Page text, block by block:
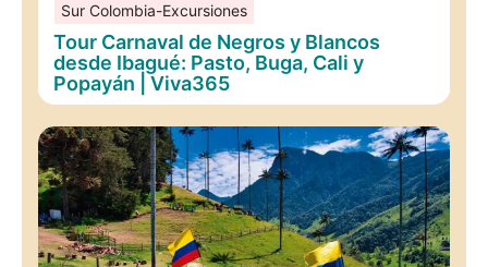
Sur Colombia-Excursiones
Tour Carnaval de Negros y Blancos
desde Ibagué: Pasto, Buga, Cali y
Popayán | Viva365